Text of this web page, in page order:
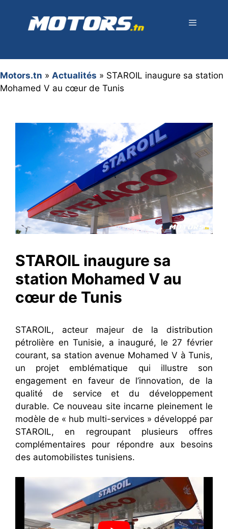
contenu
Motors.tn » Actualités » STAROIL inaugure sa station
Mohamed V au cœur de Tunis
STAROIL inaugure sa
station Mohamed V au
cœur de Tunis
STAROIL, acteur majeur de la distribution
pétrolière en Tunisie, a inauguré, le 27 février
courant, sa station avenue Mohamed V à Tunis,
un projet emblématique qui illustre son
engagement en faveur de l’innovation, de la
qualité de service et du développement
durable. Ce nouveau site incarne pleinement le
modèle de « hub multi-services » développé par
STAROIL, en regroupant plusieurs offres
complémentaires pour répondre aux besoins
des automobilistes tunisiens.